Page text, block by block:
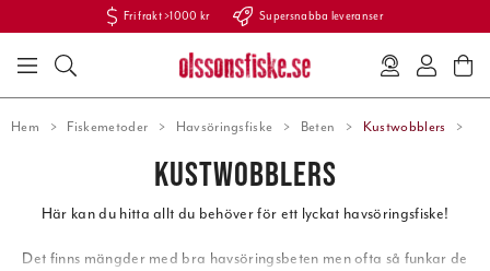
Fri frakt >1000 kr Supersnabba leveranser
Hem Fiskemetoder Havsöringsfiske Beten Kustwobblers
KUSTWOBBLERS
Här kan du hitta allt du behöver för ett lyckat havsöringsfiske!
Det finns mängder med bra havsöringsbeten men ofta så funkar de